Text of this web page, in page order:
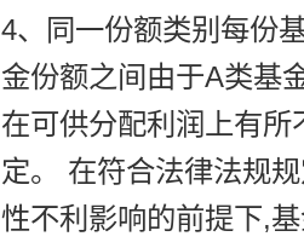
4、同一份额类别每份
金份额之间由于A类基
在可供分配利润上有
定。 在符合法律法规
性不利影响的前提下,